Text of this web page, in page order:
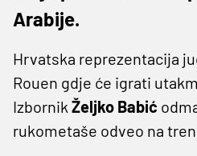
Arabije.
Hrvatska reprezentacija
Rouen gdje će igrati
Izbornik Željko Babić
rukometaše odveo na